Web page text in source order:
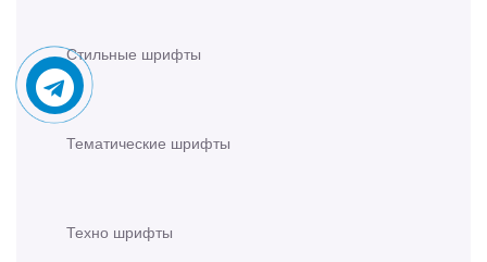
Стильные шрифты
Тематические шрифты
Техно шрифты